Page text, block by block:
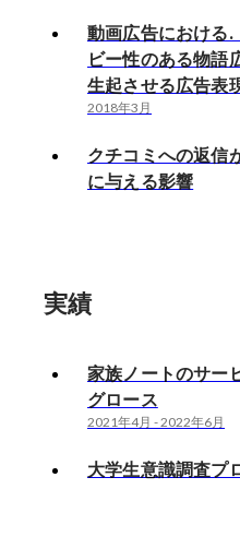
動画広告における
ビー性のある物語
生起させる広告表
2018年3月
クチコミへの返信
に与える影響
実績
家族ノートのサー
グロース
2021年4月 -2022年6月
大学生意識調査プ